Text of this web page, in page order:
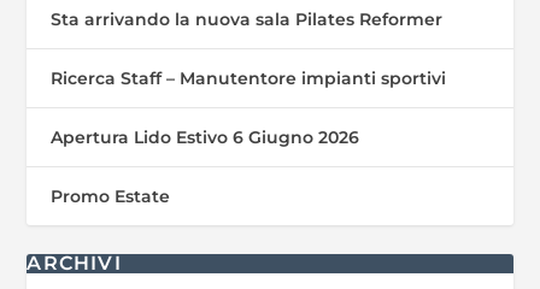
Sta arrivando la nuova sala Pilates Reformer
Ricerca Staff – Manutentore impianti sportivi
Apertura Lido Estivo 6 Giugno 2026
Promo Estate
ARCHIVI